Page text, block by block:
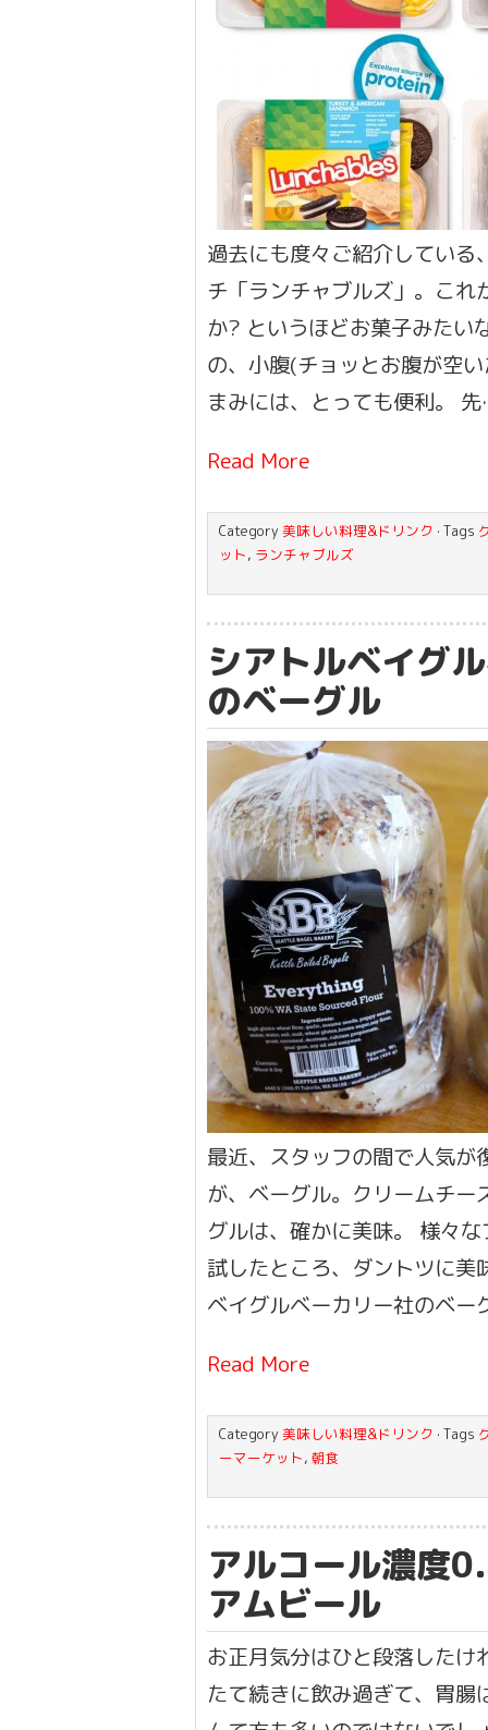
過去にも度々ご紹介している
チ「ランチャブルズ」。これ
か? というほどお菓子みたい
の、小腹(チョッとお腹が空
まみには、とっても便利。
Read More
Category 美味しい料理&ドリンク · Tags
ット, ランチャブルズ
シアトルベイグ
のベーグル
最近、スタッフの間で人気が
が、ベーグル。クリームチー
グルは、確かに美味。 様々
試したところ、ダントツに美
ベイグルベーカリー社のベ
Read More
Category 美味しい料理&ドリンク · Tags
ーマーケット, 朝食
アルコール濃度
アムビール
お正月気分はひと段落したけ
たて続きに飲み過ぎて、胃腸